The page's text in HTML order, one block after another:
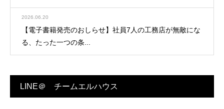
2026.06.20
【電子書籍発売のおしらせ】社員7人の工務店が無敵にな
る、たった一つの条...
LINE＠ チームエルハウス